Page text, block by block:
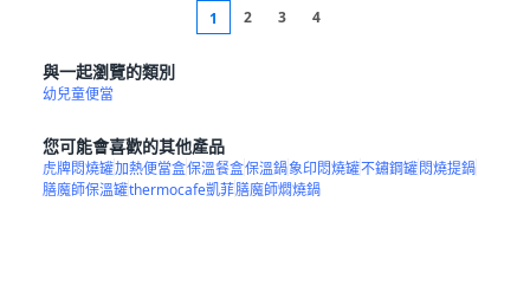
1 2 3 4
與一起瀏覽的類別
幼兒童便當
您可能會喜歡的其他產品
虎牌悶燒罐加熱便當盒保溫餐盒保溫鍋象印悶燒罐不鏽鋼罐悶燒提鍋
膳魔師保溫罐thermocafe凱菲膳魔師燜燒鍋